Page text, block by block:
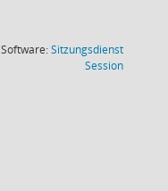
Software:Sitzungsdienst
Session(Wird in